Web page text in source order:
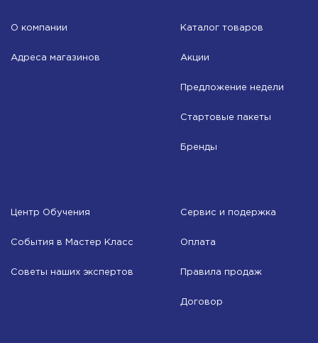
О компании
Адреса магазинов
Каталог товаров
Акции
Предложение недели
Стартовые пакеты
Бренды
Центр Обучения
События в Мастер Класс
Советы наших экспертов
Сервис и подержка
Оплата
Правила продаж
Договор